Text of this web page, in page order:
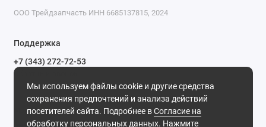
Мы используем файлы cookie и другие средства
сохранения предпочтений и анализа действий
посетителей сайта. Подробнее вСогласие на
обработку персональных данных. Нажмите
ООО Трейдзапчасть ИНН 6685137815, 2024
Поддержка
+7 (343) 272-72-53
Обратный звонок
620030, г. Екатеринбург, ул. Карьерная, д. 14, оф. 14.
Мы в сети